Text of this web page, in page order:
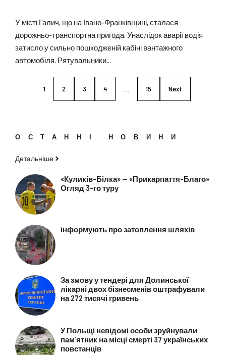
У місті Галич, що на Івано-Франківщині, сталася
дорожньо-транспортна пригода. Унаслідок аварії водія
затисло у сильно пошкодженій кабіні вантажного
автомобіля. Рятувальники...
1 2 3 4 15 Next
ОСТАННІ НОВИНИ
Детальніше
«Куликів-Білка» — «Прикарпаття-Благо»
Огляд 3-го туру
інформують про затоплення шляхів
За змову у тендері для Долинської
лікарні двох бізнесменів оштрафували
на 272 тисячі гривень
У Польщі невідомі особи зруйнували
пам’ятник на місці смерті 37 українських
повстанців